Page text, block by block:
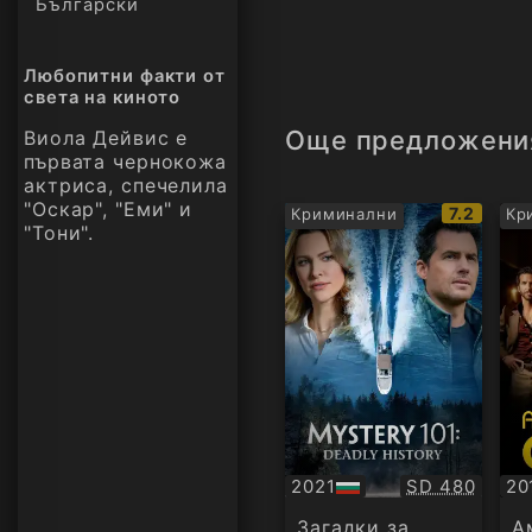
Български
Любопитни факти от
света на киното
Виола Дейвис е
първата чернокожа
актриса, спечелила
"Оскар", "Еми" и
"Тони".
Още
Криминални
IMDb
рейтинг:
7.2
2021
БГ
аудио
Качество:
SD 480
БГ